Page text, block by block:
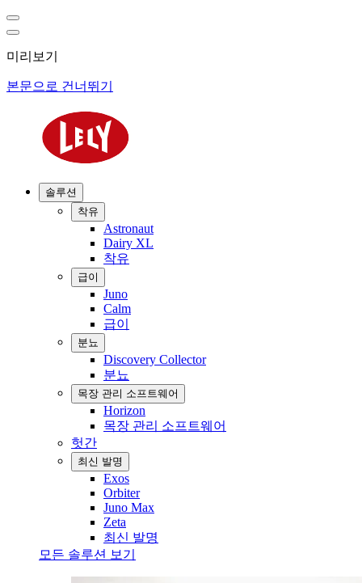
미리보기
본문으로 건너뛰기
솔루션
착유
Astronaut
Dairy XL
착유
급이
Juno
Calm
급이
분뇨
Discovery Collector
분뇨
목장 관리 소프트웨어
Horizon
목장 관리 소프트웨어
헛간
최신 발명
Exos
Orbiter
Juno Max
Zeta
최신 발명
모든 솔루션 보기